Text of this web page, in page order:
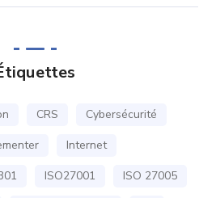
CRS
Cybersécurité
Internet
ISO27001
ISO 27005